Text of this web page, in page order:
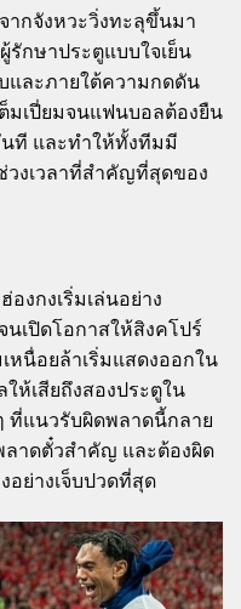
ากจังหวะวิ่งทะลุขึ้นมา
กษาประตูแบบใจเย็น
และภายใต้ความกดดัน
มเปี่ยมจนแฟนบอลต้องยืน
นที และทำให้ทั้งทีมมี
วงเวลาที่สำคัญที่สุดของ
งกงเริ่มเล่นอย่าง
เปิดโอกาสให้สิงคโปร์
หนื่อยล้าเริ่มแสดงออกใน
ห้เสียถึงสองประตูใน
ที่แนวรับผิดพลาดนี้กลาย
ลาดตั๋วสำคัญ และต้องผิด
อย่างเจ็บปวดที่สุด